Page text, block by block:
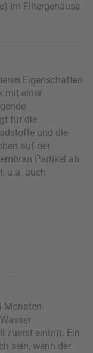
im Filtergehäuse
Eigenschaften
mit einer
für die
und die
auf der
Partikel ab
u.a. auch
Monaten
zuerst eintritt. Ein
sein, wenn der